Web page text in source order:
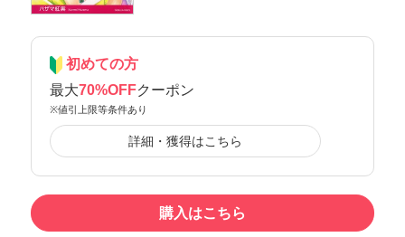
初めての方
最大70%OFFクーポン
※値引上限等条件あり
詳細・獲得はこちら
購入はこちら